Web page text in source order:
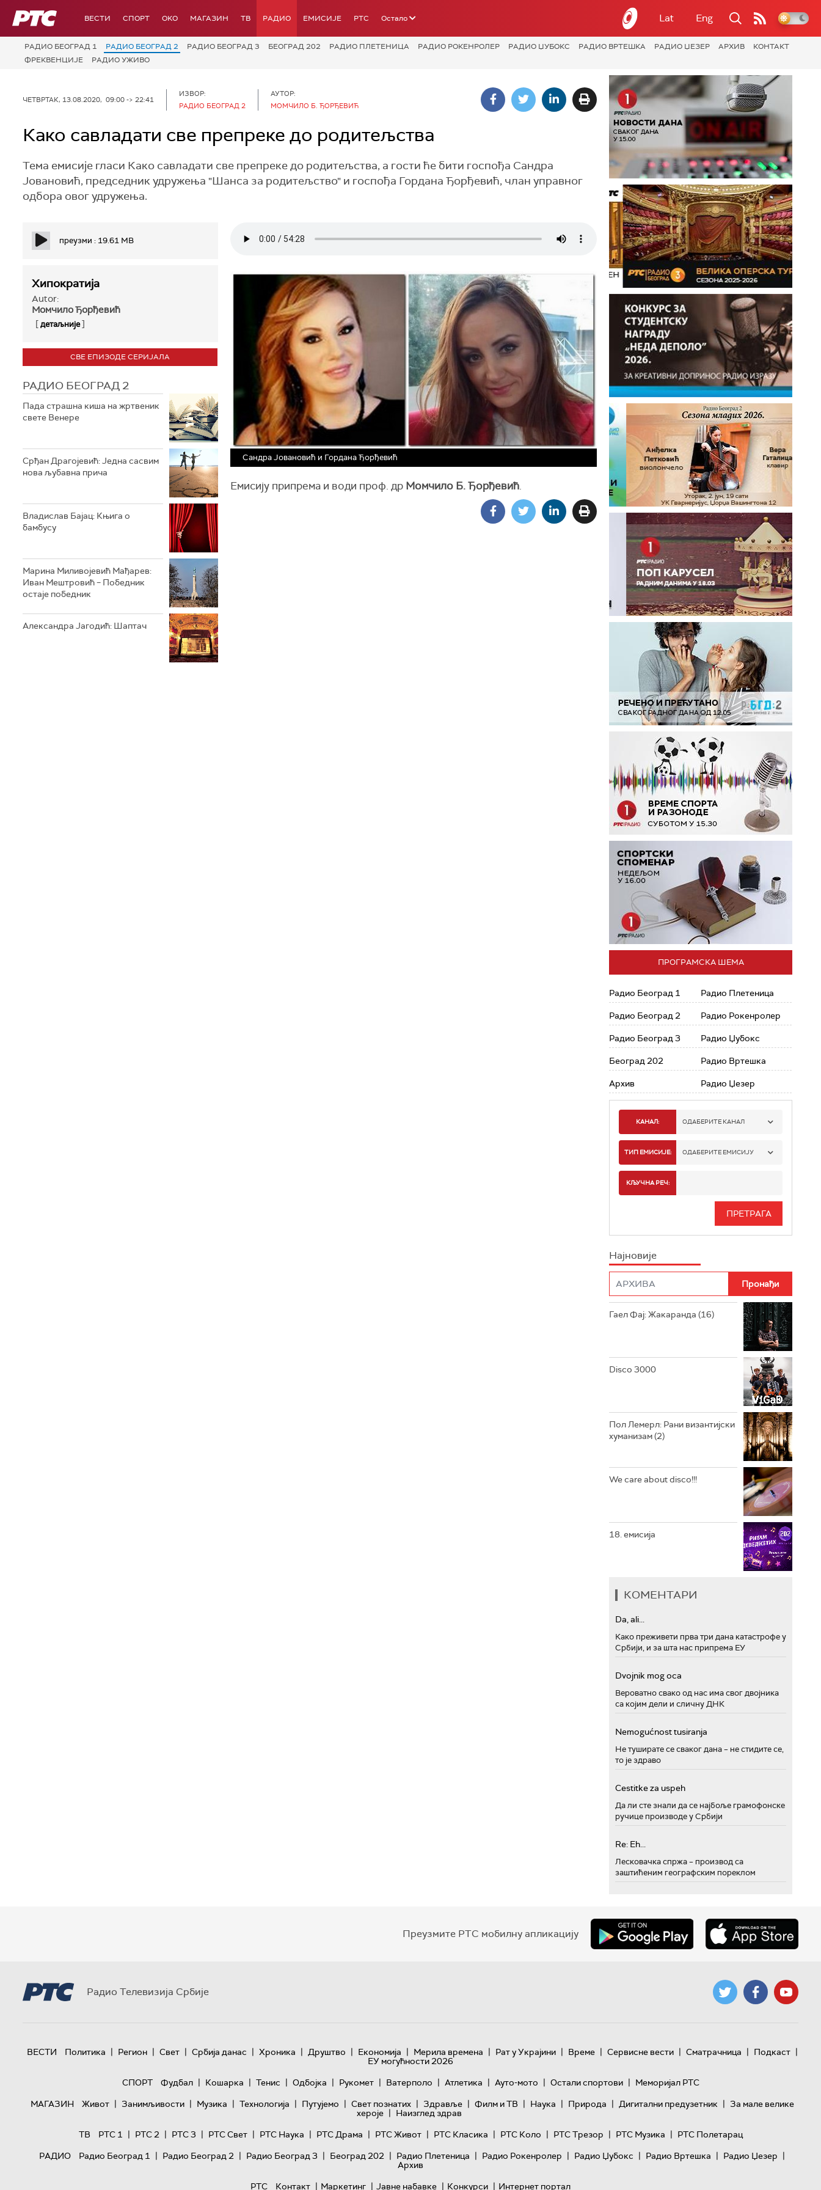
РТС ВЕСТИ СПОРТ OKO МАГАЗИН ТВ РАДИО ЕМИСИЈЕ РТС Остало Lat Eng
РАДИО БЕОГРАД 1 РАДИО БЕОГРАД 2 РАДИО БЕОГРАД 3 БЕОГРАД 202 РАДИО ПЛЕТЕНИЦА РАДИО РОКЕНРОЛЕР РАДИО ЏУБОКС РАДИО ВРТЕШКА РАДИО ЏЕЗЕР АРХИВ
КОНТАКТ
ФРЕКВЕНЦИЈЕ
РАДИО УЖИВО
ЧЕТВРТАК, 13.08.2020, 09:00 -> 22:41
ИЗВОР:
РАДИО БЕОГРАД 2
АУТОР:
МОМЧИЛО Б. ЂОРЂЕВИЋ
Како савладати све препреке до родитељства
Тема емисије гласи Како савладати све препреке до родитељства, а гости ће бити госпођа Сандра
Јовановић, председник удружења "Шанса за родитељство" и госпођа Гордана Ђорђевић, члан управног
одбора овог удружења.
преузми : 19.61 MB
Хипократија
Autor:
Момчило Ђорђевић
[детаљније]
СВЕ ЕПИЗОДЕ СЕРИЈАЛА
РАДИО БЕОГРАД 2
Пада страшна киша на жртвеник
свете Венере
Срђан Драгојевић: Једна сасвим
нова љубавна прича
Владислав Бајац: Књига о
бамбусу
Марина Миливојевић Мађарев:
Иван Мештровић – Победник
остаје победник
Александра Јагодић: Шаптач
Сандра Јовановић и Гордана Ђорђевић
Eмисију припрема и води проф. др Момчило Б. Ђорђевић.
ПРОГРАМСКА ШЕМА
Радио Београд 1
Радио Београд 2
Радио Београд 3
Београд 202
Архив
Радио Плетеница
Радио Рокенролер
Радио Џубокс
Радио Вртешка
Радио Џезер
КАНАЛ: ОДАБЕРИТЕ КАНАЛ
РАДИО БЕОГРАД 1
РАДИО БЕОГРАД 3
РАДИО РОКЕНРОЛЕР
РАДИО ЏУБОКС
РАДИО ВРТЕШКА
РАДИО ЏЕЗЕР
ТИП ЕМИСИЈЕ: ОДАБЕРИТЕ ЕМИСИЈУ
ИНФО
КЉУЧНА РЕЧ:
Најновије
Гаел Фај: Жакаранда (16)
Disco 3000
Пол Лемерл: Рани византијски
хуманизам (2)
We care about disco!!!
18. емисија
КОМЕНТАРИ
Da, ali...
Како преживети прва три дана катастрофе у
Србији, и за шта нас припрема ЕУ
Dvojnik mog oca
Вероватно свако од нас има свог двојника
са којим дели и сличну ДНК
Nemogućnost tusiranja
Не туширате се сваког дана – не стидите се,
то је здраво
Cestitke za uspeh
Да ли сте знали да се најбоље грамофонске
ручице производе у Србији
Re: Eh...
Лесковачка спржа – производ са
заштићеним географским пореклом
Преузмите РТС мобилну апликацију
Радио Телевизија Србије
ВЕСТИ Политика | Регион | Свет | Србија данас | Хроника | Друштво | Економија | Мерила времена | Рат у Украјини | Време | Сервисне вести | Сматрачница | Подкаст |
ЕУ могућности 2026
СПОРТ
Фудбал | Кошарка | Тенис | Одбојка | Рукомет | Ватерполо | Атлетика | Ауто-мото | Остали спортови | Меморијал РТС
МАГАЗИН
Живот | Занимљивости | Музика | Технологијa | Путујемо | Свет познатих | Здравље | Филм и ТВ | Наука | Природа | Дигитални предузетник | За мале велике
хероје | Наизглед здрав
ТВ
РТС 1 | РТС 2 | РТС 3 | РТС Свет | РТС Наука | РТС Драма | РТС Живот | РТС Класика | РТС Коло | РТС Трезор | РТС Музика | РТС Полетарац
РАДИО
Радио Београд 1 | Радио Београд 2 | Радио Београд 3 | Београд 202 | Радио Плетеница | Радио Рокенролер | Радио Џубокс | Радио Вртешка | Радио Џезер |
Архив
РТС
Контакт | Маркетинг | Јавне набавке | Конкурси | Интернет портал